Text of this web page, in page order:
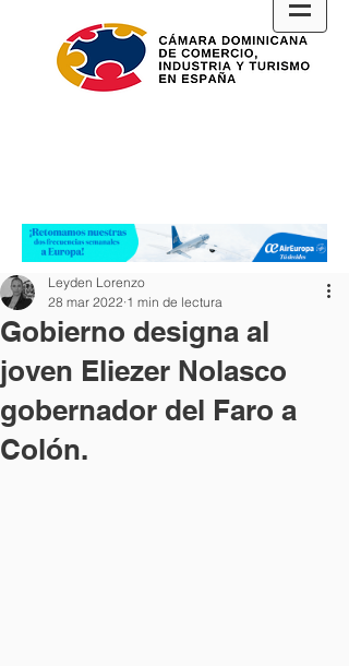
Gobierno designa al
joven Eliezer Nolasco
gobernador del Faro a
Colón.
Leyden Lorenzo
28 mar 2022 1 min de lectura